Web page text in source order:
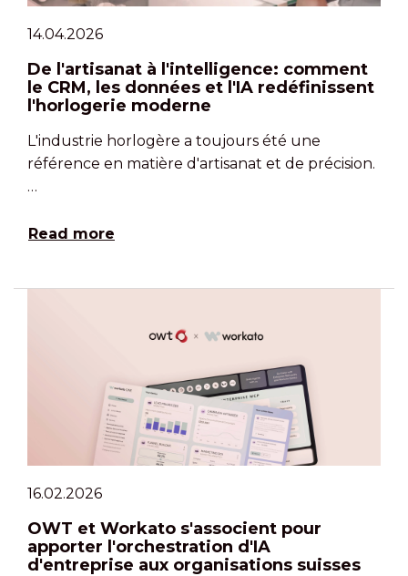
14.04.2026
De l'artisanat à l'intelligence: comment
le CRM, les données et l'IA redéfinissent
l'horlogerie moderne
L'industrie horlogère a toujours été une
référence en matière d'artisanat et de précision.
…
Read more
16.02.2026
OWT et Workato s'associent pour
apporter l'orchestration d'IA
d'entreprise aux organisations suisses